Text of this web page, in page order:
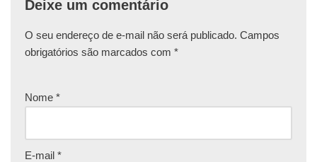
Deixe um comentário
O seu endereço de e-mail não será publicado. Campos
obrigatórios são marcados com *
Nome *
E-mail *